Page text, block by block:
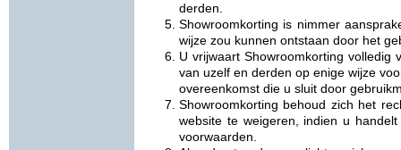
derden.
Showroomkorting is nimmer
wijze zou kunnen ontstaan door het
U vrijwaart Showroomkorting volledig
van uzelf en derden op enige wijze
overeenkomst die u sluit door
Showroomkorting behoud zich het
website te weigeren, indien u
voorwaarden.